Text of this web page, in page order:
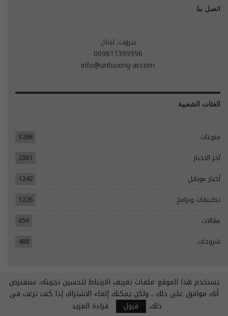
اتصل بنا
بيروت، لبنان
009611399996
info@unboxing-ar.com
الفئات الشعبية
منوعات
3288
آخر الاخبار
2361
أخبار موبايل
1242
تطبيقات وبرامج
1226
مقالات
656
شروحات
488
© 2026 - جميع الحقوق محفوظة.
تصميم مواقع انترنت: Tecomsa
يستخدم هذا الموقع ملفات تعريف الارتباط لتحسين تجربتك. سنفترض
أنك موافق على ذلك ، ولكن يمكنك إلغاء الاشتراك إذا كنت ترغب في
ذلك.
قبول قراءة المزيد